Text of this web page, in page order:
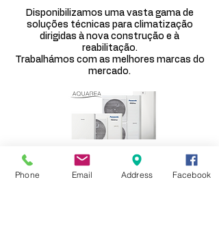
Disponibilizamos uma vasta gama de
soluções técnicas para climatização
dirigidas à nova construção e à
reabilitação.
Trabalhámos com as melhores marcas do
mercado.
Catálogo.pdf
Phone Email Address Facebook